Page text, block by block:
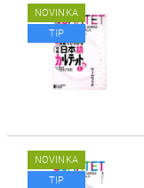
NOVINKA
TIP
NOVINKA
TIP